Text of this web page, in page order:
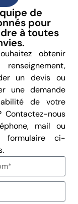
de
pour
à toutes
obtenir
un devis ou
une demande
de votre
Contactez-nous
mail ou
ci-